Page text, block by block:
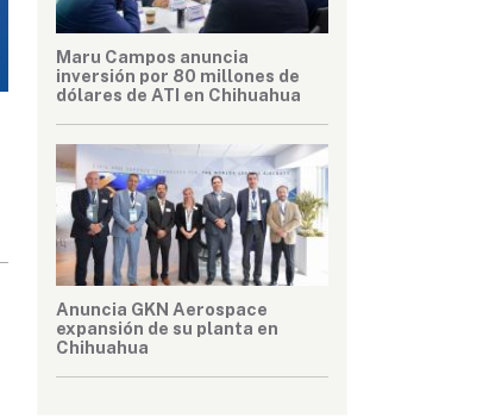
Maru Campos anuncia
inversión por 80 millones de
dólares de ATI en Chihuahua
Anuncia GKN Aerospace
expansión de su planta en
Chihuahua